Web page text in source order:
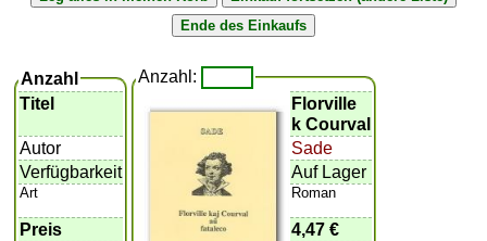
Anzahl
Titel
Autor
Verfügbarkeit
Art
Preis
Anzahl:
Florville
k Courval
Sade
Auf Lager
Roman
4,47 €